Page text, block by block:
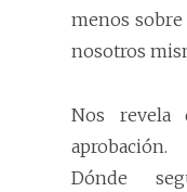
menos
nosotros
Nos revela
aprobación.
Dónde